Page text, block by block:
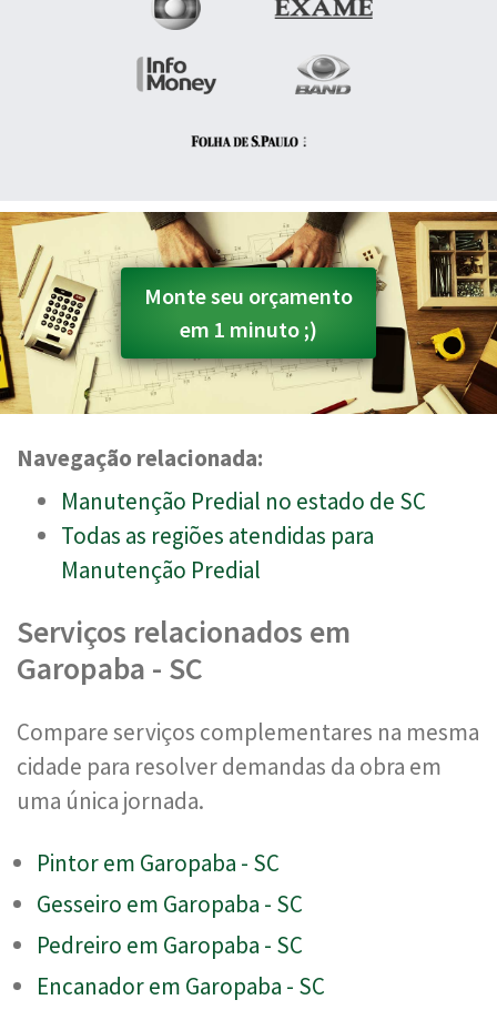
Monte seu orçamento
em 1 minuto ;)
Navegação relacionada:
Manutenção Predial no estado de SC
Todas as regiões atendidas para
Manutenção Predial
Serviços relacionados em
Garopaba - SC
Compare serviços complementares na mesma
cidade para resolver demandas da obra em
uma única jornada.
Pintor em Garopaba - SC
Gesseiro em Garopaba - SC
Pedreiro em Garopaba - SC
Encanador em Garopaba - SC